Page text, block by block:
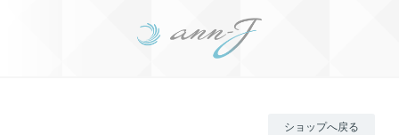
ショップへ戻る